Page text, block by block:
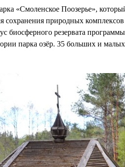
«Смоленское Поозерье»,
природных
биосферного резервата
парка озёр. 35 больших и